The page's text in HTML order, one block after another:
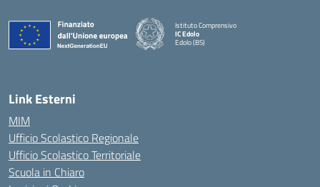
Istituto Comprensivo
IC Edolo
Edolo (BS)
Link Esterni
MIM
Ufficio Scolastico Regionale
Ufficio Scolastico Territoriale
Scuola in Chiaro